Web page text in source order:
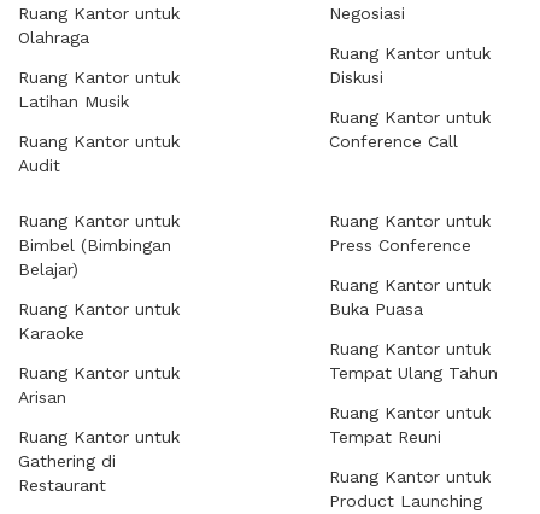
Ruang Kantor untuk
Olahraga
Ruang Kantor untuk
Latihan Musik
Ruang Kantor untuk
Audit
Negosiasi
Ruang Kantor untuk
Diskusi
Ruang Kantor untuk
Conference Call
Ruang Kantor untuk
Bimbel (Bimbingan
Belajar)
Ruang Kantor untuk
Karaoke
Ruang Kantor untuk
Arisan
Ruang Kantor untuk
Gathering di
Restaurant
Ruang Kantor untuk
Press Conference
Ruang Kantor untuk
Buka Puasa
Ruang Kantor untuk
Tempat Ulang Tahun
Ruang Kantor untuk
Tempat Reuni
Ruang Kantor untuk
Product Launching